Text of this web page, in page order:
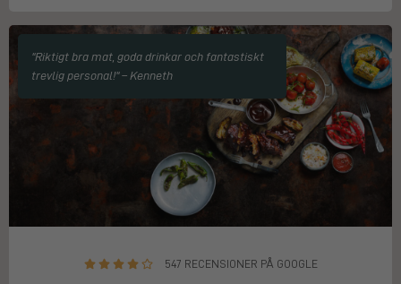
"Riktigt bra mat, goda drinkar och fantastiskt
trevlig personal!" – Kenneth
547 RECENSIONER PÅ GOOGLE